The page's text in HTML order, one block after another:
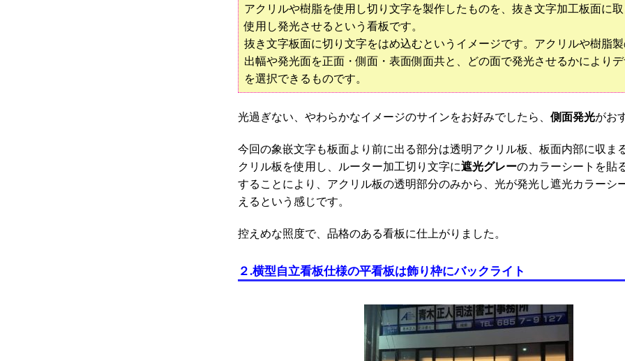
アクリルや樹脂を使用し切り文字を製作したものを、抜き文字加工板面に
使用し発光させるという看板です。
抜き文字板面に切り文字をはめ込むというイメージです。アクリルや樹脂
出幅や発光面を正面・側面・表面側面共と、どの面で発光させるかにより
を選択できるものです。
光過ぎない、やわらかなイメージのサインをお好みでしたら、 側面発光がお
今回の象嵌文字も板面より前に出る部分は透明アクリル板、板面内部に収ま
クリル板を使用し、ルーター加工切り文字に遮光グレーのカラーシートを貼
することにより、アクリル板の透明部分のみから、光が発光し遮光カラーシ
えるという感じです。
控えめな照度で、品格のある看板に仕上がりました。
２.横型自立看板仕様の平看板は飾り枠にバックライト